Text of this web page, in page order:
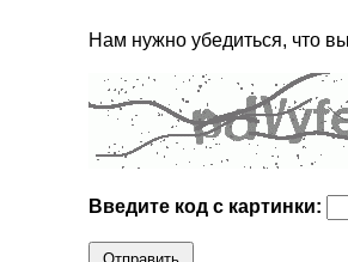
Нам нужно убедиться, что
Введите код с картинки: